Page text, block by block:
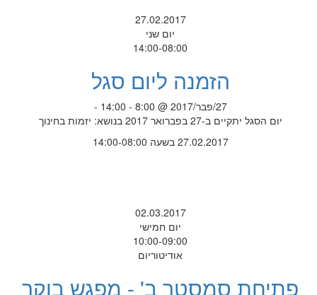
27.02.2017
יום שני
14:00-08:00
הזמנה ליום סגל
27/פבר/2017 @ 8:00 - 14:00 -
יום הסגל יתקיים ב-27 בפברואר 2017 בנושא: יזמות בחינוך
27.02.2017 בשעה 14:00-08:00
02.03.2017
יום חמישי
10:00-09:00
אודיטוריום
פתיחת סמסטר ב' - מפגש בוקר